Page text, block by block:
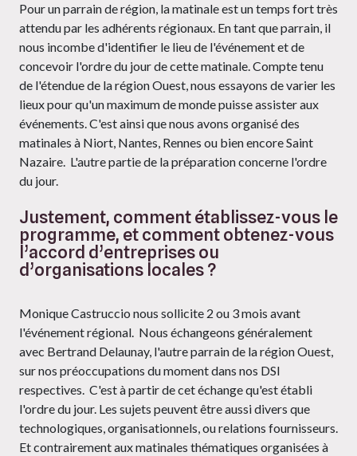
Pour un parrain de région, la matinale est un temps fort très
attendu par les adhérents régionaux. En tant que parrain, il
nous incombe d'identifier le lieu de l'événement et de
concevoir l'ordre du jour de cette matinale. Compte tenu
de l'étendue de la région Ouest, nous essayons de varier les
lieux pour qu'un maximum de monde puisse assister aux
événements. C'est ainsi que nous avons organisé des
matinales à Niort, Nantes, Rennes ou bien encore Saint
Nazaire. L'autre partie de la préparation concerne l'ordre
du jour.
Justement, comment établissez-vous le
programme, et comment obtenez-vous
l’accord d’entreprises ou
d’organisations locales ?
Monique Castruccio nous sollicite 2 ou 3 mois avant
l'événement régional. Nous échangeons généralement
avec Bertrand Delaunay, l'autre parrain de la région Ouest,
sur nos préoccupations du moment dans nos DSI
respectives. C'est à partir de cet échange qu'est établi
l'ordre du jour. Les sujets peuvent être aussi divers que
technologiques, organisationnels, ou relations fournisseurs.
Et contrairement aux matinales thématiques organisées à